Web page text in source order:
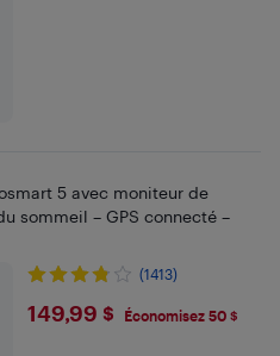
5 avec moniteur de
sommeil – GPS connecté –
(1413)
$149.99
149,99 $ Économisez 50 $